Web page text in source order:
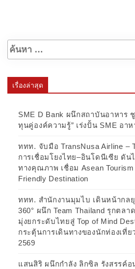
เรื่องล่าสุด
SME D Bank ผนึกสถาบันอาหาร
ทุนคู่องค์ความรู้” เร่งปั้น SME อา
ททท. จับมือ TransNusa Airline –
การเชื่อมโยงไทย–อินโดนีเซีย ดั
ทางคุณภาพ เชื่อม Asean
Friendly Destination
ททท. สำนักงานมุมไบ เดินหน้ากล
360° ผนึก Team Thailand รุกตลา
มุ่งยกระดับไทยสู่ Top of Mind
กระตุ้นการเดินทางของนักท่องเที่ย
2569
แสนสิริ ผนึกกำลัง ลิกซิล รังสรรค์